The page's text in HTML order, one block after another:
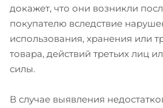
докажет, что они возникли
покупателю вследствие
использования, хранения или
товара, действий третьих лиц
силы.
В случае выявления